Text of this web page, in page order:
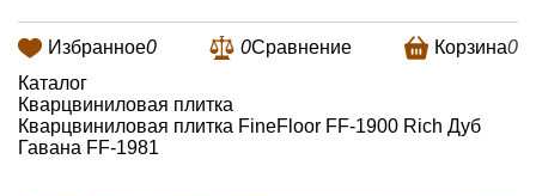
Избранное0 0Сравнение Корзина0
Каталог
Кварцвиниловая плитка
Кварцвиниловая плитка FineFloor FF-1900 Rich Дуб
Гавана FF-1981